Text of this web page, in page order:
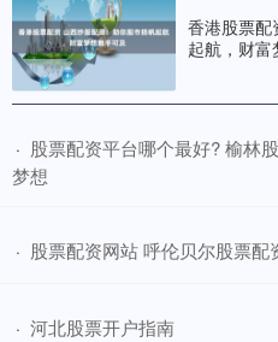
香港股票配
起航，财富
· 股票配资平台哪个最好? 榆林
梦想
· 股票配资网站 呼伦贝尔股票
· ​河北股票开户指南